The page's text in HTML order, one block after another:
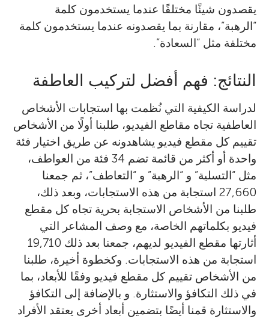
يقصدون شيئًا مختلفًا عندما يستخدمون كلمة
“الرهبة”، مقارنة بما يقصدونه عندما يستخدمون كلمة
مختلفة مثل “السعادة”.
النتائج: فهم أفضل لتركيب العاطفة
لدراسة الكيفية التي نُظمت بها استجابات الأشخاص
العاطفية تجاه مقاطع الفيديو، طلبنا أولًا من الأشخاص
تقييم كل مقطع فيديو يشاهدونه عن طريق اختيار فئة
واحدة أو أكثر من قائمة تضم 34 فئة من العواطف،
مثل “التسلية” و “الرهبة” و “التعاطف”، ثم جمعنا
27,660 استجابة من هذه الاستجابات، وبعد ذلك،
طلبنا من الأشخاص الاستجابة بحرية تجاه كل مقطع
فيديو بكلماتهم الخاصة، مع وصف المشاعر التي
أثارتها مقطع الفيديو لديهم، جمعنا بعد ذلك 19,710
استجابة من هذه الاستجابات. وكخطوة أخيرة، طلبنا
من الأشخاص تقييم كل مقطع فيديو وفقًا للأبعاد، بما
في ذلك التكافؤ والاستثارة. و بالإضافة إلى التكافؤ
والاستثارة قمنا أيضًا بتضمين أبعاد أخرى يعتقد الأفراد